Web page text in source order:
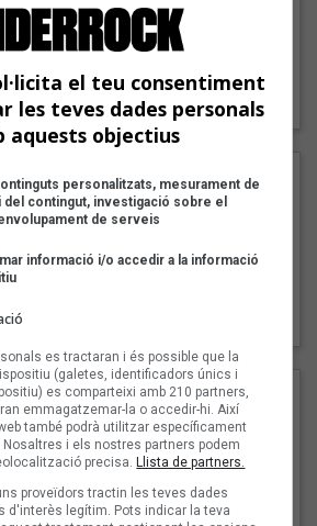
bueno y lo malo"
Carmen y María
amb Joan Muntaner (Xanguito)
el teu consentiment
les teves dades personals
aquests objectius
personalitzats, mesurament de
del contingut, investigació sobre el
de serveis
informació i/o accedir a la informació
es tractaran i és possible que la
(galetes, identificadors únics i
es comparteixi amb 210 partners,
emmagatzemar-la o accedir-hi. Així
també podrà utilitzar específicament
i els nostres partners podem
precisa.Llista de partners.
proveïdors tractin les teves dades
d'interès legítim. Pots indicar la teva